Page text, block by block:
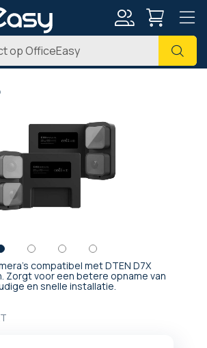
Zoek
compatibel met DTEN D7X
Zorgt voor een betere opname van
en snelle installatie.